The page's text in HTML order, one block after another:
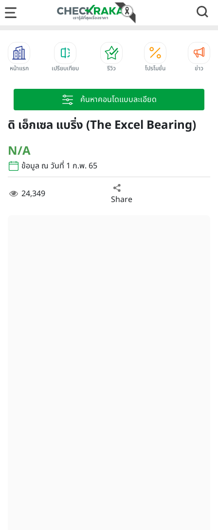
หน้าแรก เปรียบเทียบ รีวิว โปรโมชั่น ข่าว
ค้นหาคอนโดแบบละเอียด
ดิ เอ็กเซล แบริ่ง (The Excel Bearing)
N/A
ข้อมูล ณ วันที่ 1 ก.พ. 65
24,349 Share